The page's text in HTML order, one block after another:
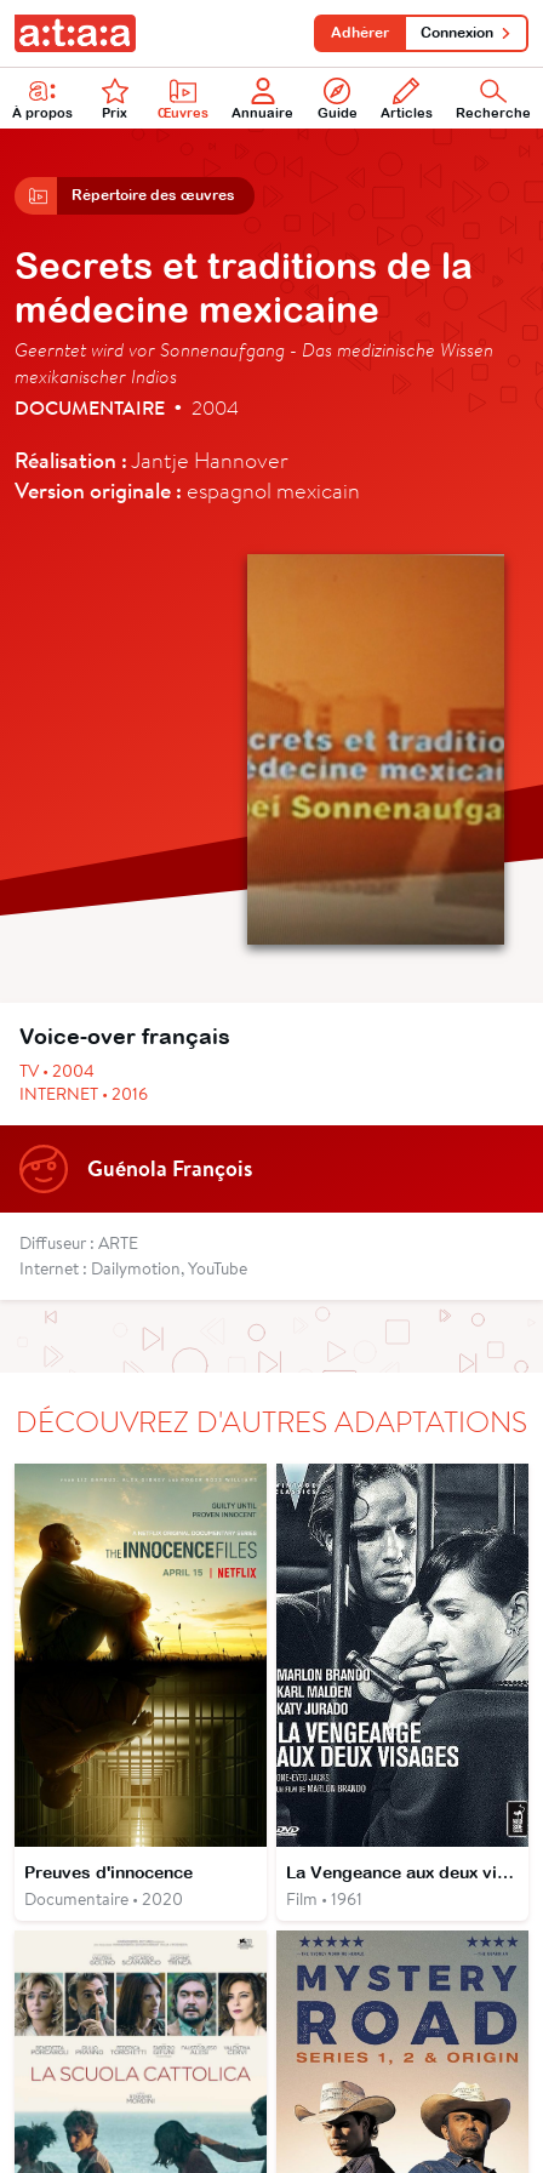
À propos Prix Œuvres Annuaire Guide Articles Recherche
Adhérer Connexion
Répertoire des œuvres
Secrets et traditions de la
médecine mexicaine
Geerntet wird vor Sonnenaufgang - Das medizinische Wissen
mexikanischer Indios
DOCUMENTAIRE • 2004
Réalisation :Jantje Hannover
Version originale : espagnol mexicain
Voice-over français
TV • 2004
INTERNET • 2016
Guénola François
Diffuseur : ARTE
Internet : Dailymotion, YouTube
DÉCOUVREZ D'AUTRES ADAPTATIONS
Preuves d'innocence
Documentaire • 2020
La Vengeance aux deux visages
Film • 1961